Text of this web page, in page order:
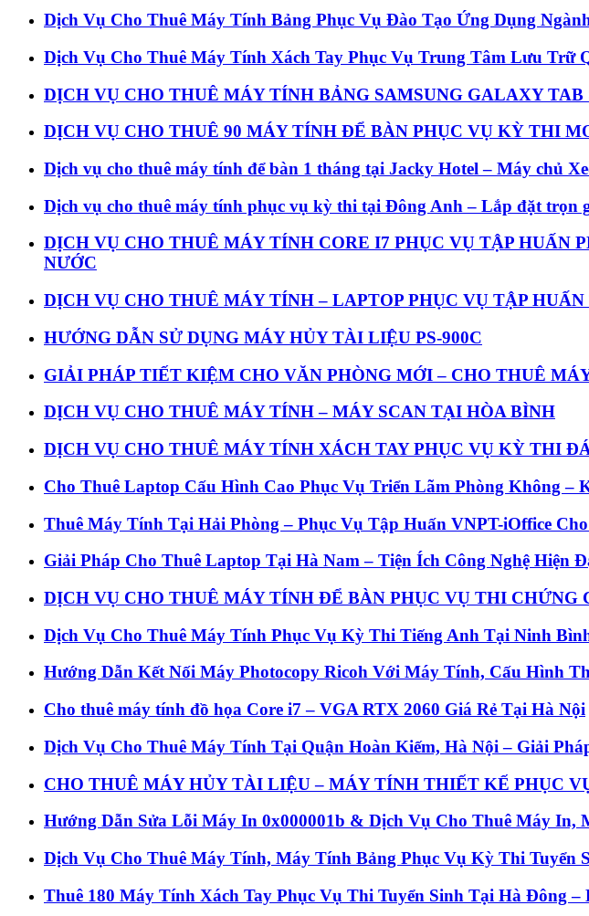
Dịch Vụ Cho Thuê Máy Tính Bảng Phục Vụ Đào Tạo Ứng Dụng
Dịch Vụ Cho Thuê Máy Tính Xách Tay Phục Vụ Trung Tâm Lưu Trữ
DỊCH VỤ CHO THUÊ MÁY TÍNH BẢNG SAMSUNG GALAXY
DỊCH VỤ CHO THUÊ 90 MÁY TÍNH ĐỂ BÀN PHỤC VỤ KỲ THI
Dịch vụ cho thuê máy tính để bàn 1 tháng tại Jacky Hotel – Máy chủ
Dịch vụ cho thuê máy tính phục vụ kỳ thi tại Đông Anh – Lắp đặt trọn
DỊCH VỤ CHO THUÊ MÁY TÍNH CORE I7 PHỤC VỤ TẬP HUẤN
NƯỚC
DỊCH VỤ CHO THUÊ MÁY TÍNH – LAPTOP PHỤC VỤ TẬP
HƯỚNG DẪN SỬ DỤNG MÁY HỦY TÀI LIỆU PS-900C
GIẢI PHÁP TIẾT KIỆM CHO VĂN PHÒNG MỚI – CHO THUÊ
DỊCH VỤ CHO THUÊ MÁY TÍNH – MÁY SCAN TẠI HÒA BÌNH
DỊCH VỤ CHO THUÊ MÁY TÍNH XÁCH TAY PHỤC VỤ KỲ THI
Cho Thuê Laptop Cấu Hình Cao Phục Vụ Triển Lãm Phòng Không –
Thuê Máy Tính Tại Hải Phòng – Phục Vụ Tập Huấn VNPT-iOffice
Giải Pháp Cho Thuê Laptop Tại Hà Nam – Tiện Ích Công Nghệ Hiện
DỊCH VỤ CHO THUÊ MÁY TÍNH ĐỂ BÀN PHỤC VỤ THI CHỨNG
Dịch Vụ Cho Thuê Máy Tính Phục Vụ Kỳ Thi Tiếng Anh Tại Ninh
Hướng Dẫn Kết Nối Máy Photocopy Ricoh Với Máy Tính, Cấu Hình
Cho thuê máy tính đồ họa Core i7 – VGA RTX 2060 Giá Rẻ Tại Hà Nội
Dịch Vụ Cho Thuê Máy Tính Tại Quận Hoàn Kiếm, Hà Nội – Giải
CHO THUÊ MÁY HỦY TÀI LIỆU – MÁY TÍNH THIẾT KẾ PHỤC
Hướng Dẫn Sửa Lỗi Máy In 0x000001b & Dịch Vụ Cho Thuê Máy In,
Dịch Vụ Cho Thuê Máy Tính, Máy Tính Bảng Phục Vụ Kỳ Thi Tuyển
Thuê 180 Máy Tính Xách Tay Phục Vụ Thi Tuyển Sinh Tại Hà Đông